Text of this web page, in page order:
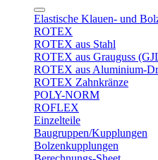
Elastische Klauen- und
ROTEX
ROTEX aus Stahl
ROTEX aus Grauguss
ROTEX aus Aluminium-
ROTEX Zahnkränze
POLY-NORM
ROFLEX
Einzelteile
Baugruppen/Kupplungen
Bolzenkupplungen